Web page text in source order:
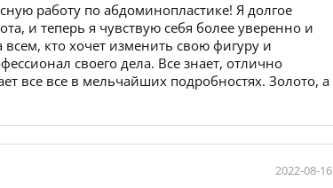
работу по абдоминопластике! Я долгое
и теперь я чувствую себя более уверенно и
кто хочет изменить свою фигуру и
своего дела. Все знает, отлично
все все в мельчайших подробностях. Золото, а
2022-08-16